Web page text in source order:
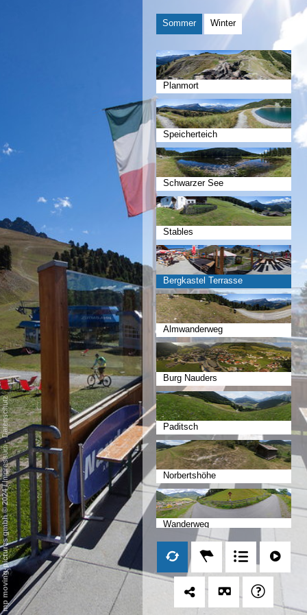
Sommer Winter
Planmort
Speicherteich
Schwarzer See
Stables
Bergkastel Terrasse
Almwanderweg
Burg Nauders
Paditsch
Norbertshöhe
Wanderweg
mp moving-pictures gmbh © 2024
/
Impressum
-
Datenschutz